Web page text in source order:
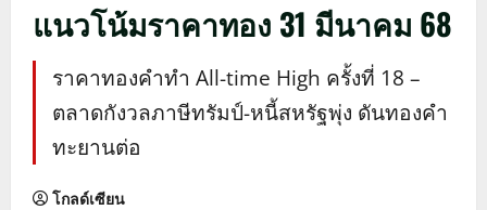
แนวโน้มราคาทอง 31 มีนาคม 68
ราคาทองคำทำ All-time High ครั้งที่ 18 –
ตลาดกังวลภาษีทรัมป์-หนี้สหรัฐพุ่ง ดันทองคำ
ทะยานต่อ
โกลด์เซียน